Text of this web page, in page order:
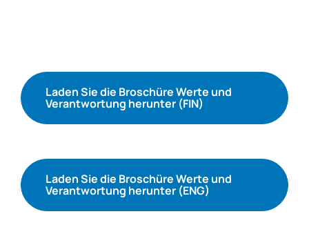
Laden Sie die Broschüre Werte und
Verantwortung herunter (FIN)
Laden Sie die Broschüre Werte und
Verantwortung herunter (ENG)